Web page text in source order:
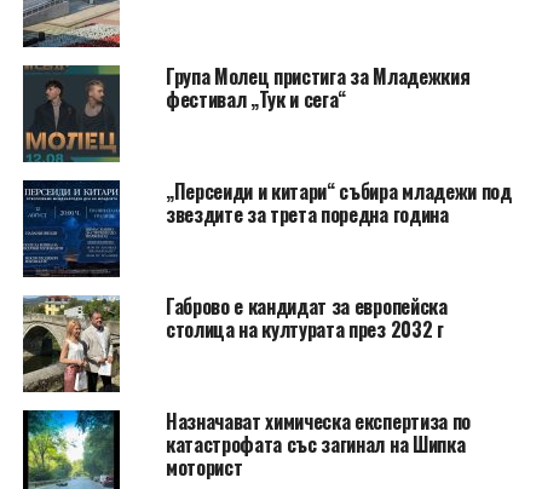
Група Молец пристига за Младежкия
фестивал „Тук и сега“
„Персеиди и китари“ събира младежи под
звездите за трета поредна година
Габрово е кандидат за европейска
столица на културата през 2032 г
Назначават химическа експертиза по
катастрофата със загинал на Шипка
моторист